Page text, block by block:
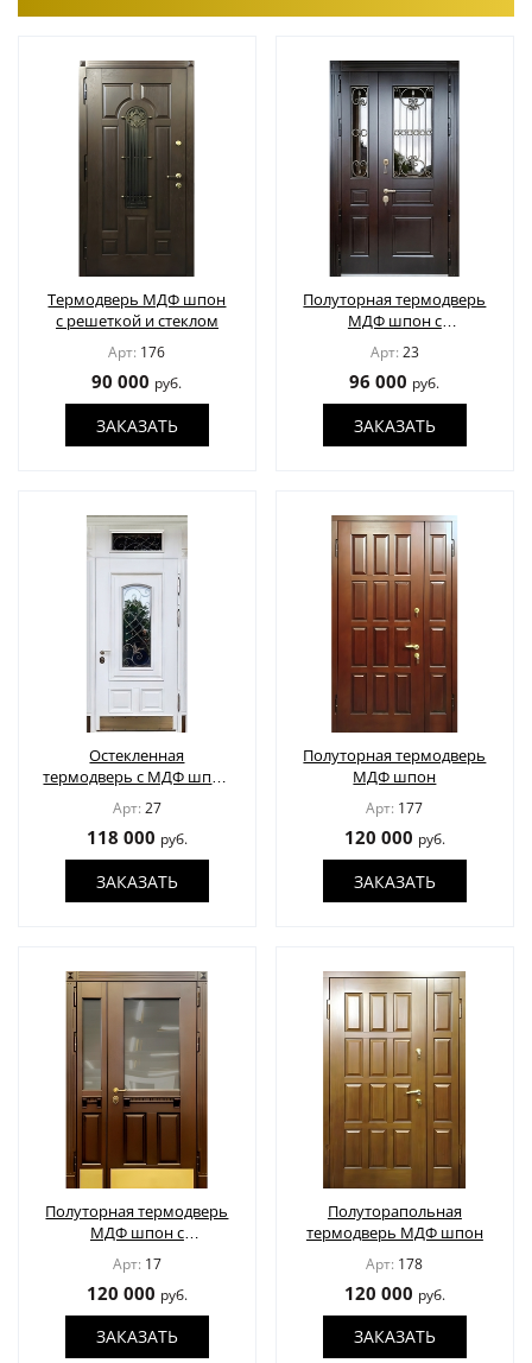
Термодверь МДФ шпон
с решеткой и стеклом
Арт: 176
90 000 руб.
ЗАКАЗАТЬ
Полуторная термодверь
МДФ шпон с
остеклением и решеткой
Арт: 23
96 000 руб.
ЗАКАЗАТЬ
Остекленная
термодверь с МДФ шпон
в багетной раскладке
Арт: 27
118 000 руб.
ЗАКАЗАТЬ
Полуторная термодверь
МДФ шпон
Арт: 177
120 000 руб.
ЗАКАЗАТЬ
Полуторная термодверь
МДФ шпон с
остеклением и
отбойником
Арт: 17
120 000 руб.
ЗАКАЗАТЬ
Полуторапольная
термодверь МДФ шпон
Арт: 178
120 000 руб.
ЗАКАЗАТЬ